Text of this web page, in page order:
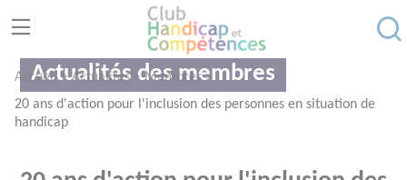
Actualités des membres
Accueil > Actualités > Membres >
20 ans d'action pour l'inclusion des personnes en situation de
handicap
Gestion des consentements